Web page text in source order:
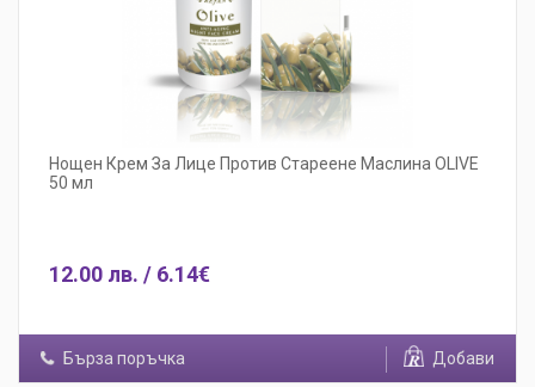
Нощен Крем За Лице Против Стареене Маслина OLIVE
50 мл
12.00 лв. / 6.14€
Бърза поръчка Добави